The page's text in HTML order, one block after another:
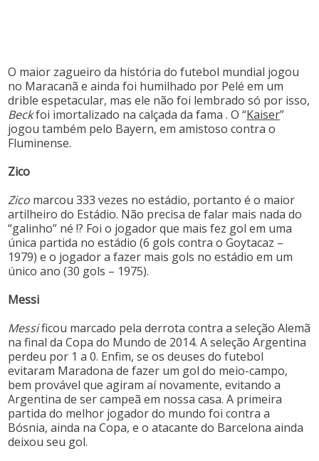
O maior zagueiro da história do futebol mundial jogou
no Maracanã e ainda foi humilhado por Pelé em um
drible espetacular, mas ele não foi lembrado só por isso,
Beckfoi imortalizado na calçada da fama . O “Kaiser”
jogou também pelo Bayern, em amistoso contra o
Fluminense.
Zico
Zico marcou 333 vezes no estádio, portanto é o maior
artilheiro do Estádio. Não precisa de falar mais nada do
“galinho” né !? Foi o jogador que mais fez gol em uma
única partida no estádio (6 gols contra o Goytacaz –
1979) e o jogador a fazer mais gols no estádio em um
único ano (30 gols – 1975).
Messi
Messificou marcado pela derrota contra a seleção Alemã
na final da Copa do Mundo de 2014. A seleção Argentina
perdeu por 1 a 0. Enfim, se os deuses do futebol
evitaram Maradona de fazer um gol do meio-campo,
bem provável que agiram aí novamente, evitando a
Argentina de ser campeã em nossa casa. A primeira
partida do melhor jogador do mundo foi contra a
Bósnia, ainda na Copa, e o atacante do Barcelona ainda
deixou seu gol.